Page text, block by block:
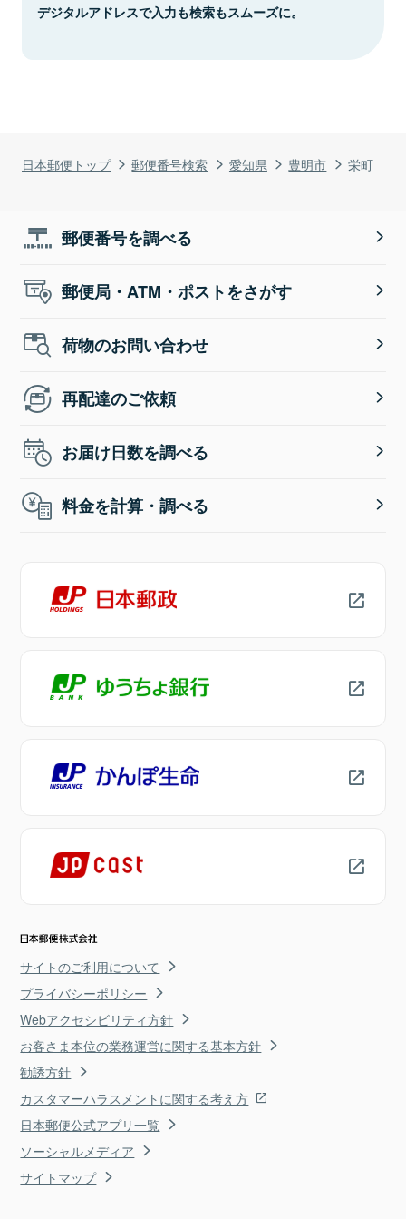
日本郵便トップ 郵便番号検索 愛知県 豊明市 栄町
デジタルアドレスで入力も検索もスムーズに。
郵便番号を調べる
郵便局・ATM・ポストをさがす
荷物のお問い合わせ
再配達のご依頼
お届け日数を調べる
料金を計算・調べる
サイトのご利用について
プライバシーポリシー
Webアクセシビリティ方針
お客さま本位の業務運営に関する基本方針
勧誘方針
カスタマーハラスメントに関する考え方
日本郵便公式アプリ一覧
ソーシャルメディア
サイトマップ